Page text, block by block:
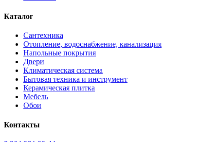
Каталог
Сантехника
Отопление, водоснабжение, канализация
Напольные покрытия
Двери
Климатическая система
Бытовая техника и инструмент
Керамическая плитка
Мебель
Обои
Контакты